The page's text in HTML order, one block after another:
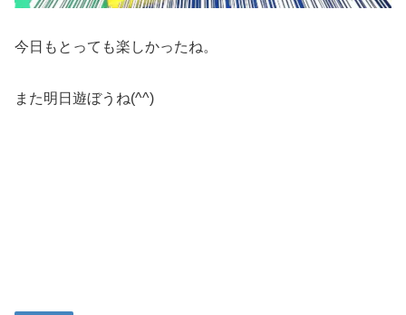
今日もとっても楽しかったね。
また明日遊ぼうね(^^)